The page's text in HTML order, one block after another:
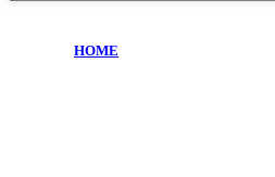
HOME